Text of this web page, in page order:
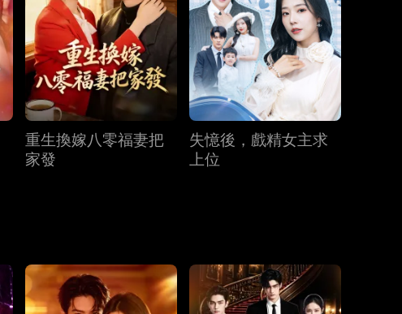
第26集 第27集
第28集 第29集 第30集
第34集 第35集 第36集
重生換嫁八零福妻把
家發
失憶後，戲精女主求
上位